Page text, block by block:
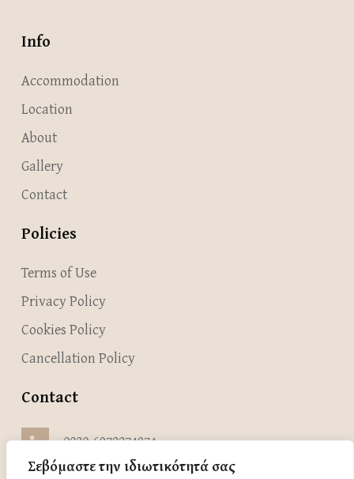
Σεβόμαστε την ιδιωτικότητά σας
Info
Accommodation
Location
About
Gallery
Contact
Policies
Terms of Use
Privacy Policy
Cookies Policy
Cancellation Policy
Contact
0030-6972274974